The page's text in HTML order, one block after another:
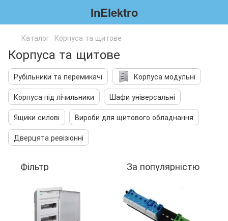
InElektro
Каталог Корпуса та щитове
Корпуса та щитове
Рубільники та перемикачі
Корпуса модульні
Корпуса під лічильники
Шафи універсальні
Ящики силові
Вироби для щитового обладнання
Дверцята ревізіонні
Фільтр За популярністю